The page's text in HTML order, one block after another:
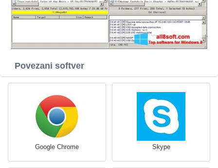
Povezani softver
Google Chrome Skype